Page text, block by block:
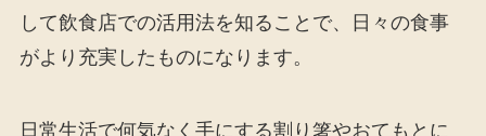
して飲食店での活用法を知ることで、日々の食事
がより充実したものになります。
日常生活で何気なく手にする割り箸やおてもとに